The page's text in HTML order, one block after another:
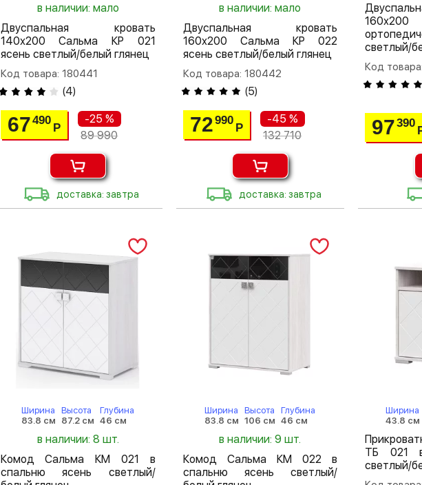
в наличии: мало
Двуспальная кровать
140х200 Сальма КР 021
ясень светлый/белый глянец
Код товара: 180441
(4)
67490
Р
-25 %
89 990
доставка: завтра
в наличии: мало
Двуспальная кровать
160х200 Сальма КР 022
ясень светлый/белый глянец
Код товара: 180442
(5)
72990
Р
-45 %
132 710
доставка: завтра
светлый/
Код
97390
Ширина
83.8 см
Высота
87.2 см
Глубина
46 см
в наличии: 8 шт.
Комод Сальма КМ 021 в
спальню ясень светлый/
Ширина
83.8 см
Высота
106 см
Глубина
46 см
в наличии: 9 шт.
Комод Сальма КМ 022 в
спальню ясень светлый/
Ширина
43.8 см
ТБ 021
светлый/